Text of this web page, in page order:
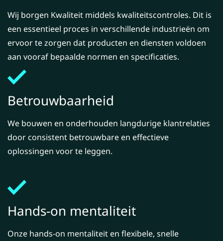
Wij borgen Kwaliteit middels kwaliteitscontroles. Dit is
een essentieel proces in verschillende industrieën om
ervoor te zorgen dat producten en diensten voldoen
aan vooraf bepaalde normen en specificaties.
Betrouwbaarheid
We bouwen en onderhouden langdurige klantrelaties
door consistent betrouwbare en effectieve
oplossingen voor te leggen.
Hands-on mentaliteit
Onze hands-on mentaliteit en flexibele, snelle